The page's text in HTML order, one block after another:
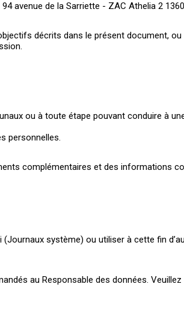
avenue de la Sarriette - ZAC Athelia 2
décrits dans le présent document,
ou à toute étape pouvant conduire à
personnelles.
complémentaires et des informations
système) ou utiliser à cette fin
au Responsable des données.